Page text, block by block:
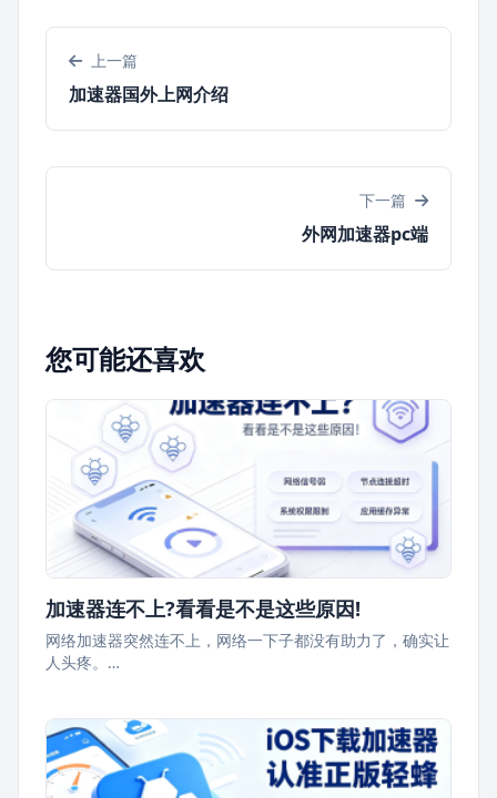
上一篇
加速器国外上网介绍
下一篇
外网加速器pc端
您可能还喜欢
加速器连不上?看看是不是这些原因!
网络加速器突然连不上，网络一下子都没有助力了，确实让
人头疼。…